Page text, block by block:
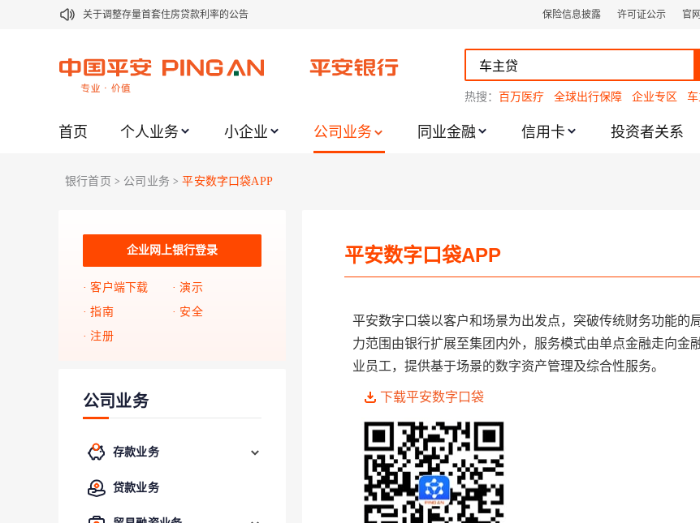
关于调整存量首套住房贷款利率的公告
关于修订《平安银行代理个人客户贵金属交易协议书》的公告
关于我行聚金宝交易软件升级更新的通知
关于2020年端午节期间上金所代理业务调整合约保证金比例和涨跌幅度限制的通知
关于加强代理贵金属业务风险防范的提示
关于平安银行电子版信用卡更名为平安银行数字信用卡的公告
保险信息披露 许可证公示 官
热搜： 百万医疗 全球出行保障 企业专区
首页 个人业务 小企业 公司业务 同业金融 信用卡 投资者关系
银行首页 > 公司业务 > 平安数字口袋APP
企业网上银行登录
客户端下载
演示
指南
安全
注册
公司业务
存款业务
贷款业务
平安数字口袋APP
平安数字口袋以客户和场景为出发点，突破传统财务功能的
力范围由银行扩展至集团内外，服务模式由单点金融走向金
业员工，提供基于场景的数字资产管理及综合性服务。
下载平安数字口袋